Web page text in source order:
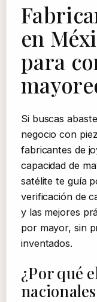
en
para
Si buscas
negocio con
fabricantes de
capacidad de
satélite te guía
verificación de
y las mejores
por mayor, sin
inventados.
¿Por qué